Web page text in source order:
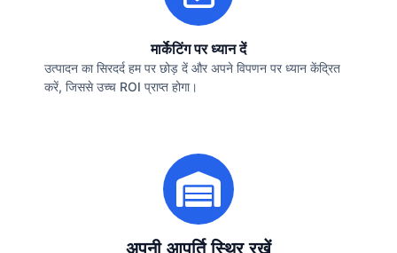
मार्केटिंग पर ध्यान दें
उत्पादन का सिरदर्द हम पर छोड़ दें और अपने विपणन पर ध्यान केंद्रित
करें, जिससे उच्च ROI प्राप्त होगा।
अपनी आपूर्ति स्थिर रखें